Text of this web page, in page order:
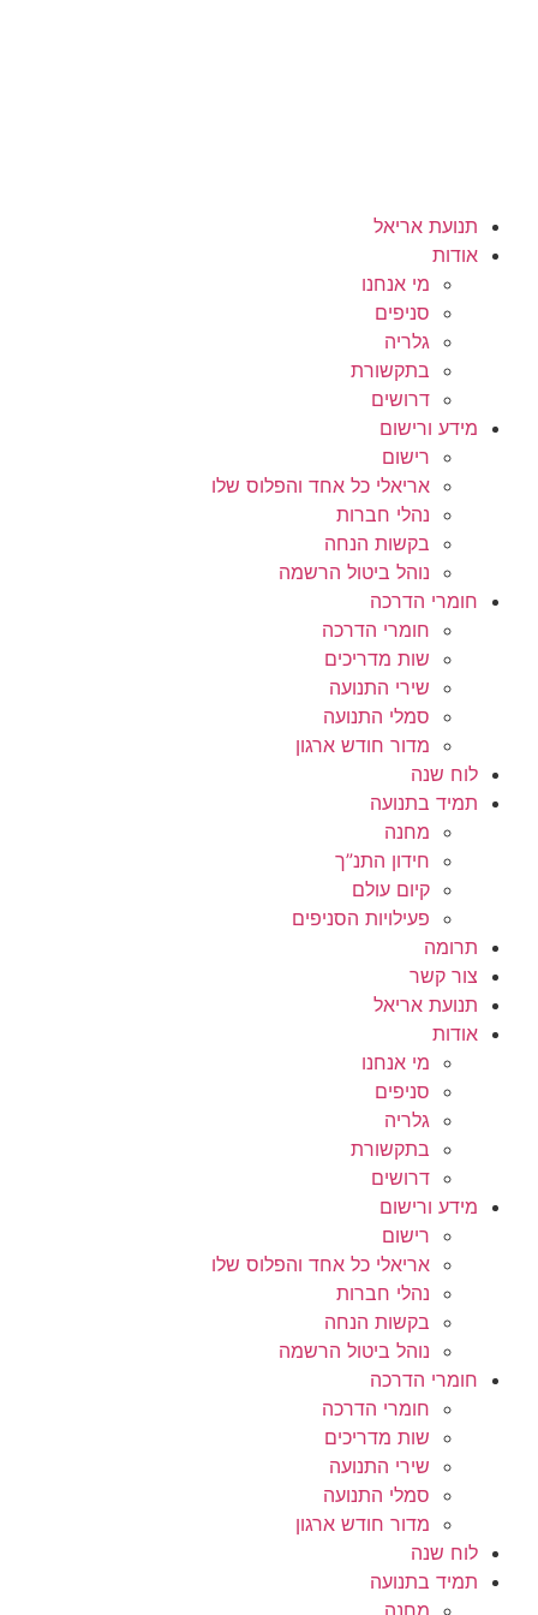
תנועת אריאל
אודות
מי אנחנו
סניפים
גלריה
בתקשורת
דרושים
מידע ורישום
רישום
אריאלי כל אחד והפלוס שלו
נהלי חברות
בקשות הנחה
נוהל ביטול הרשמה
חומרי הדרכה
חומרי הדרכה
שות מדריכים
שירי התנועה
סמלי התנועה
מדור חודש ארגון
לוח שנה
תמיד בתנועה
מחנה
חידון התנ”ך
קיום עולם
פעילויות הסניפים
תרומה
צור קשר
תנועת אריאל
אודות
מי אנחנו
סניפים
גלריה
בתקשורת
דרושים
מידע ורישום
רישום
אריאלי כל אחד והפלוס שלו
נהלי חברות
בקשות הנחה
נוהל ביטול הרשמה
חומרי הדרכה
חומרי הדרכה
שות מדריכים
שירי התנועה
סמלי התנועה
מדור חודש ארגון
לוח שנה
תמיד בתנועה